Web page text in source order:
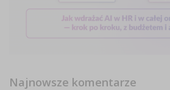
Najnowsze komentarze